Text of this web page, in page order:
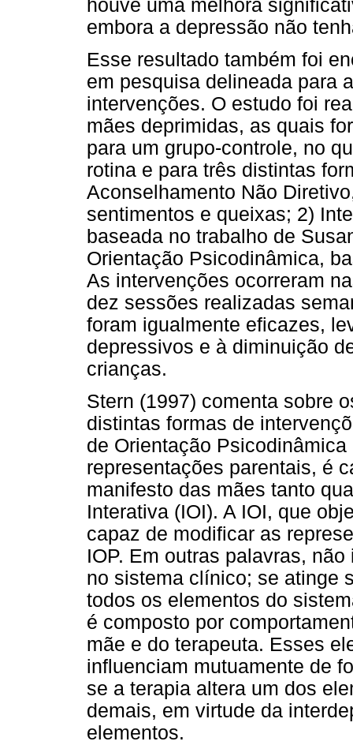
houve uma melhora
embora a depressão não
Esse resultado também foi
em pesquisa delineada para
intervenções. O estudo foi
mães deprimidas, as quais
para um grupo-controle, no
rotina e para três distintas
Aconselhamento Não
sentimentos e queixas; 2)
baseada no trabalho de
Orientação Psicodinâmica,
As intervenções ocorreram
dez sessões realizadas
foram igualmente eficazes,
depressivos e à diminuição
crianças.
Stern (1997) comenta sobre
distintas formas de
de Orientação
representações parentais, é
manifesto das mães tanto
Interativa (IOI). A IOI, que
capaz de modificar as
IOP. Em outras palavras,
no sistema clínico; se atinge
todos os elementos do
é composto por
mãe e do terapeuta. Esses
influenciam mutuamente de
se a terapia altera um dos
demais, em virtude da
elementos.